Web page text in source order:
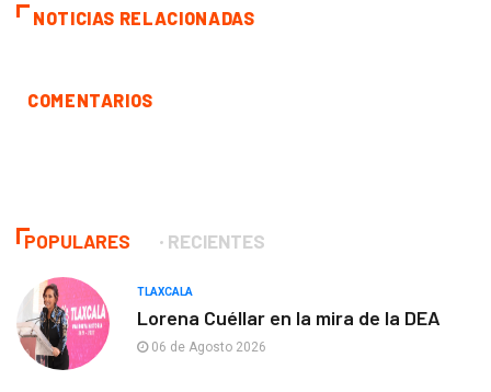
NOTICIAS RELACIONADAS
COMENTARIOS
POPULARES RECIENTES
TLAXCALA
Lorena Cuéllar en la mira de la DEA
06 de Agosto 2026